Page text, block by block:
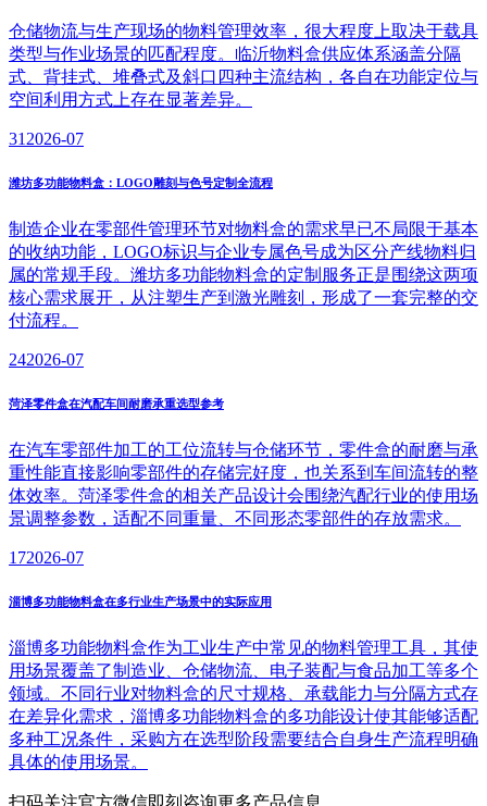
仓储物流与生产现场的物料管理效率，很大程度上取决于载具
类型与作业场景的匹配程度。临沂物料盒供应体系涵盖分隔
式、背挂式、堆叠式及斜口四种主流结构，各自在功能定位与
空间利用方式上存在显著差异。
31 2026-07
潍坊多功能物料盒：LOGO雕刻与色号定制全流程
制造企业在零部件管理环节对物料盒的需求早已不局限于基本
的收纳功能，LOGO标识与企业专属色号成为区分产线物料归
属的常规手段。潍坊多功能物料盒的定制服务正是围绕这两项
核心需求展开，从注塑生产到激光雕刻，形成了一套完整的交
付流程。
242026-07
菏泽零件盒在汽配车间耐磨承重选型参考
在汽车零部件加工的工位流转与仓储环节，零件盒的耐磨与承
重性能直接影响零部件的存储完好度，也关系到车间流转的整
体效率。菏泽零件盒的相关产品设计会围绕汽配行业的使用场
景调整参数，适配不同重量、不同形态零部件的存放需求。
172026-07
淄博多功能物料盒在多行业生产场景中的实际应用
淄博多功能物料盒作为工业生产中常见的物料管理工具，其使
用场景覆盖了制造业、仓储物流、电子装配与食品加工等多个
领域。不同行业对物料盒的尺寸规格、承载能力与分隔方式存
在差异化需求，淄博多功能物料盒的多功能设计使其能够适配
多种工况条件，采购方在选型阶段需要结合自身生产流程明确
具体的使用场景。
扫码关注官方微信即刻咨询更多产品信息